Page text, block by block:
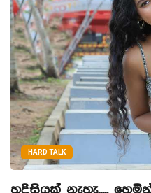
HARD TALK
හදිසියක් නැහැ.....